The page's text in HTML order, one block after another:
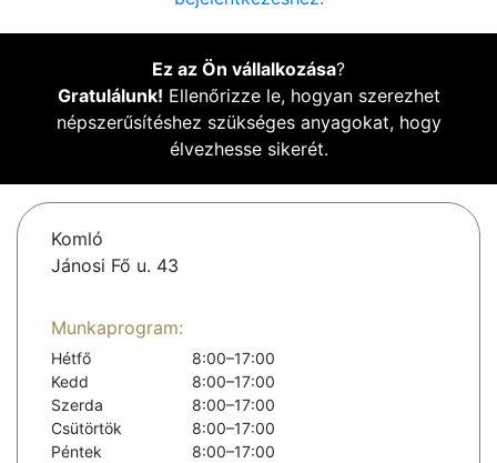
Ez az Ön vállalkozása?
Gratulálunk! Ellenőrizze le, hogyan szerezhet
népszerűsítéshez szükséges anyagokat, hogy
élvezhesse sikerét.
Komló
Jánosi Fő u. 43
Munkaprogram:
Hétfő
8:00–17:00
Kedd
8:00–17:00
Szerda
8:00–17:00
Csütörtök
8:00–17:00
Péntek
8:00–17:00